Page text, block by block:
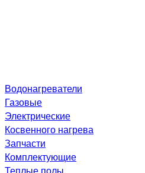
Водонагреватели
Газовые
Электрические
Косвенного нагрева
Запчасти
Комплектующие